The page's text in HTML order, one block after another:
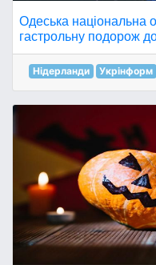
Одеська національна
гастрольну подорож
Нідерланди Укрінформ